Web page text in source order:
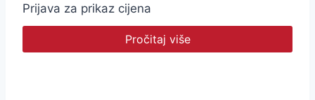
Prijava za prikaz cijena
Pročitaj više